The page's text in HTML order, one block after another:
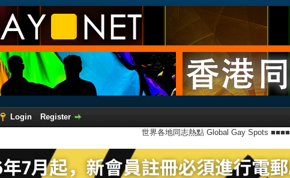
Login
Register
世界各地同志熱點 Global Gay Spots ■■■■